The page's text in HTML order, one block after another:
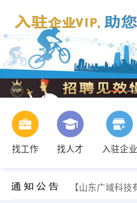
找工作 找人才 入驻企业
【山东广域科